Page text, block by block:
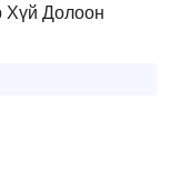
Хүй Долоон